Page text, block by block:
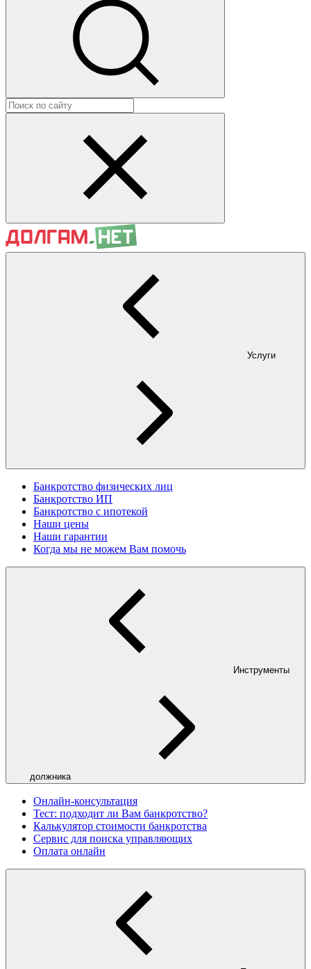
Услуги
Банкротство физических лиц
Банкротство ИП
Банкротство с ипотекой
Наши цены
Наши гарантии
Когда мы не можем Вам помочь
Инструменты
должника
Онлайн-консультация
Тест: подходит ли Вам банкротство?
Калькулятор стоимости банкротства
Сервис для поиска управляющих
Оплата онлайн